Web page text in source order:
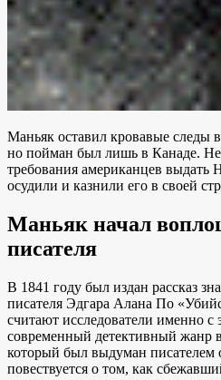
Маньяк оставил кровавые следы
но пойман был лишь в Канаде.
требования американцев
осудили и казнили его в своей
Маньяк начал
писателя
В 1841 году был издан рассказ
писателя Эдгара Алана По
считают исследователи именно с
современный детективный жанр в
который был выдуман писателем
повествуется о том, как